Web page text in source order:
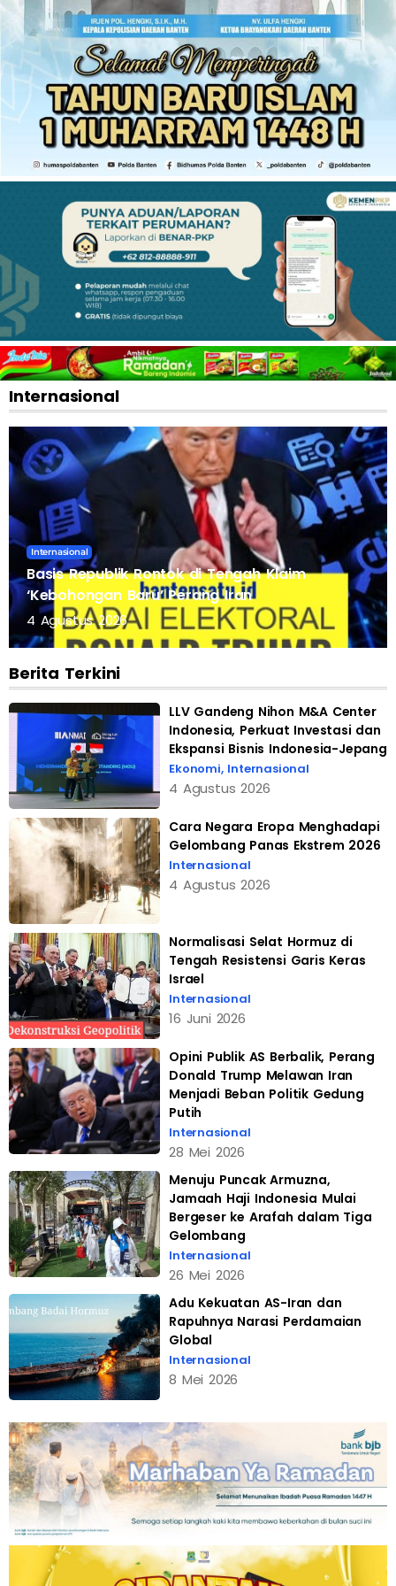
Internasional
Internasional
Basis Republik Rontok di Tengah Klaim
‘Kebohongan Baru’ Perang Iran
4 Agustus 2026
Berita Terkini
LLV Gandeng Nihon M&A Center
Indonesia, Perkuat Investasi dan
Ekspansi Bisnis Indonesia-Jepang
Ekonomi, Internasional
4 Agustus 2026
Cara Negara Eropa Menghadapi
Gelombang Panas Ekstrem 2026
Internasional
4 Agustus 2026
Normalisasi Selat Hormuz di
Tengah Resistensi Garis Keras
Israel
Internasional
16 Juni 2026
Opini Publik AS Berbalik, Perang
Donald Trump Melawan Iran
Menjadi Beban Politik Gedung
Putih
Internasional
28 Mei 2026
Menuju Puncak Armuzna,
Jamaah Haji Indonesia Mulai
Bergeser ke Arafah dalam Tiga
Gelombang
Internasional
26 Mei 2026
Adu Kekuatan AS-Iran dan
Rapuhnya Narasi Perdamaian
Global
Internasional
8 Mei 2026